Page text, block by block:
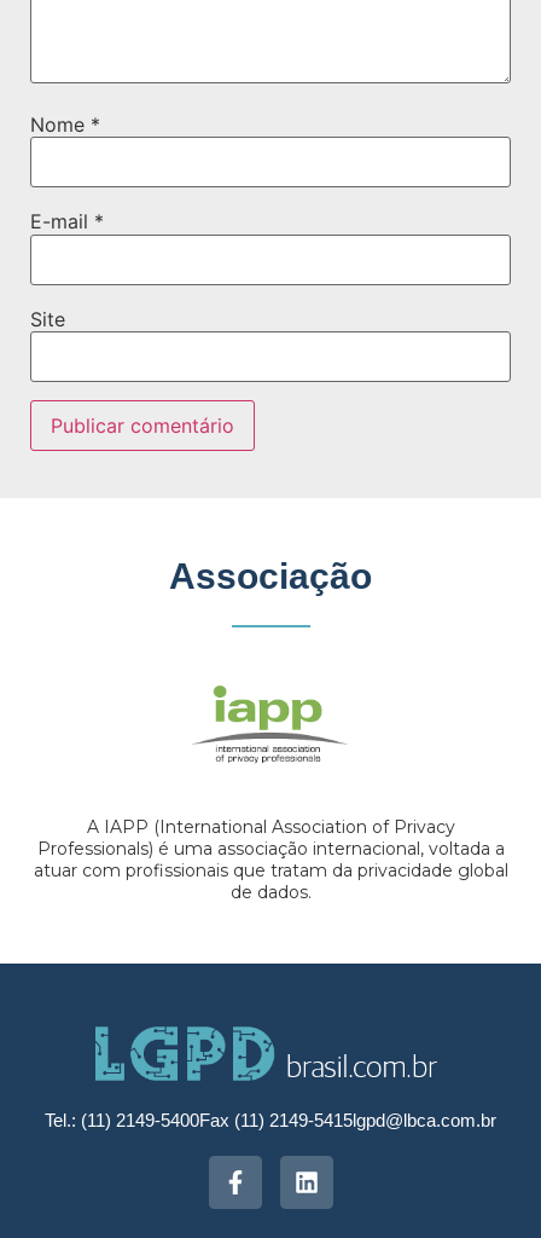
Nome *
E-mail *
Site
Associação
A IAPP (International Association of Privacy
Professionals) é uma associação internacional, voltada a
atuar com profissionais que tratam da privacidade global
de dados.
Tel.: (11) 2149-5400Fax (11) 2149-5415lgpd@lbca.com.br